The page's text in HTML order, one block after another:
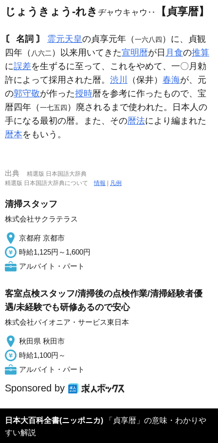
じょうきょう‐れき ヂャウキャウ‥ 【貞享暦】
〘 名詞 〙 霊元天皇の貞享元年（一六八四 ）に、貞観
四年（ 八六二 ）以来用いてきた宣明暦が日 月食の推算
に誤差を生ずるに至って、これをやめて、一〇月勅
許によって採用された暦。 渋川 （保井） 春海が、元
の郭守敬が作った授時暦を参考に作ったもので、宝
暦四年（一七五四 ）廃されるまで使われた。日本人の
手になる最初の暦。また、その暦法により編まれた
暦本をもいう。
出典
精選版 日本国語大辞典
精選版 日本国語大辞典について情報 凡例
清掃スタッフ
株式会社サクラテラス
京都府 京都市
時給1,125円～1,600円
アルバイト・パート
客室点検スタッフ/清掃後の点検作業/清掃経験者優
遇/未経験でも研修あるので安心
株式会社パイオニア・サービス東日本
秋田県 秋田市
時給1,100円～
アルバイト・パート
Sponsored by
日本大百科全書(ニッポニカ)
すい解説